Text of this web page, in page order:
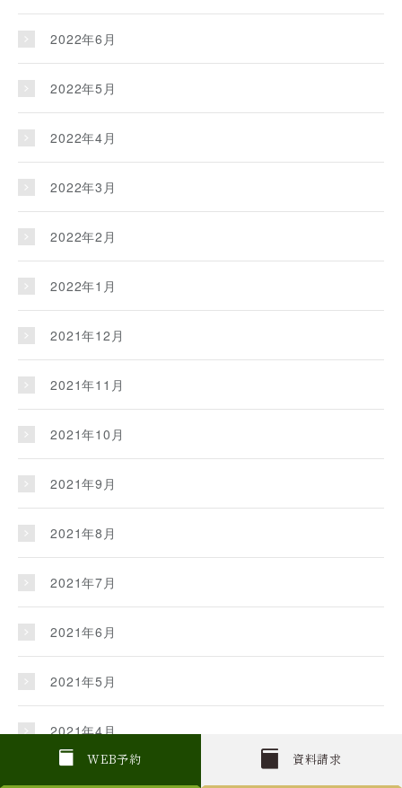
W EB予約 資料請求
2022年6月
2022年5月
2022年4月
2022年3月
2022年2月
2022年1月
2021年12月
2021年11月
2021年10月
2021年9月
2021年8月
2021年7月
2021年6月
2021年5月
2021年4月